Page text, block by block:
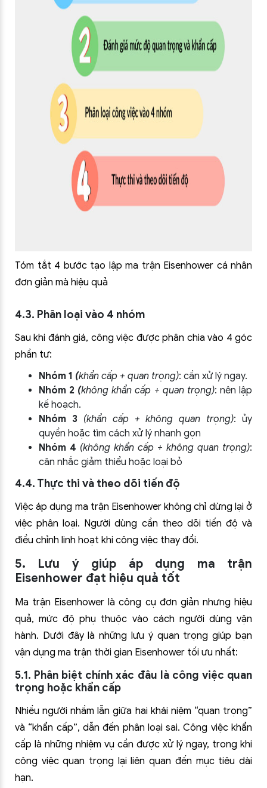
Tóm tắt 4 bước tạo lập ma trận Eisenhower cá nhân
đơn giản mà hiệu quả
4.3. Phân loại vào 4 nhóm
Sau khi đánh giá, công việc được phân chia vào 4 góc
phần tư:
Nhóm 1 (khẩn cấp + quan trọng): cần xử lý ngay.
Nhóm 2 (không khẩn cấp + quan trọng): nên lập
kế hoạch.
Nhóm 3 (khẩn cấp + không quan trọng): ủy
quyền hoặc tìm cách xử lý nhanh gọn
Nhóm 4 (không khẩn cấp + không quan trọng):
cân nhắc giảm thiểu hoặc loại bỏ
4.4. Thực thi và theo dõi tiến độ
Việc áp dụng ma trận Eisenhower không chỉ dừng lại ở
việc phân loại. Người dùng cần theo dõi tiến độ và
điều chỉnh linh hoạt khi công việc thay đổi.
5. Lưu ý giúp áp dụng ma trận
Eisenhower đạt hiệu quả tốt
Ma trận Eisenhower là công cụ đơn giản nhưng hiệu
quả, mức độ phụ thuộc vào cách người dùng vận
hành. Dưới đây là những lưu ý quan trọng giúp bạn
vận dụng ma trận thời gian Eisenhower tối ưu nhất:
5.1. Phân biệt chính xác đâu là công việc quan
trọng hoặc khẩn cấp
Nhiều người nhầm lẫn giữa hai khái niệm “quan trọng”
và “khẩn cấp”, dẫn đến phân loại sai. Công việc khẩn
cấp là những nhiệm vụ cần được xử lý ngay, trong khi
công việc quan trọng lại liên quan đến mục tiêu dài
hạn.